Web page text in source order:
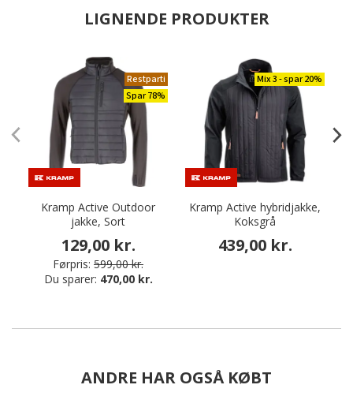
LIGNENDE PRODUKTER
Restparti
Spar 78%
Kramp Active Outdoor
jakke, Sort
129,00 kr.
Førpris: 599,00 kr.
Du sparer: 470,00 kr.
Mix 3 - spar 20%
Kramp Active hybridjakke,
Koksgrå
439,00 kr.
ANDRE HAR OGSÅ KØBT